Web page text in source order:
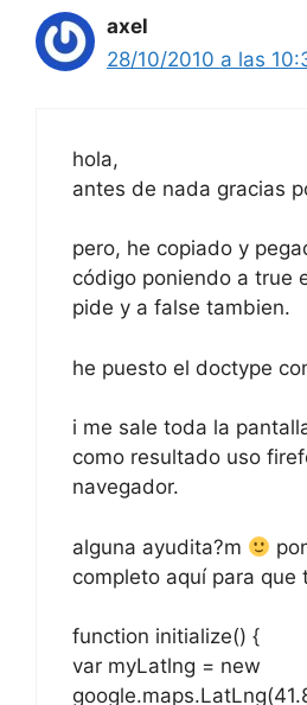
pero, he copiado y
código poniendo a true
pide y a false tambien.
he puesto el doctype
i me sale toda la
como resultado uso
navegador.
alguna ayudita?m
completo aquí para que
function initialize() {
var myLatlng = new
var myOptions = {